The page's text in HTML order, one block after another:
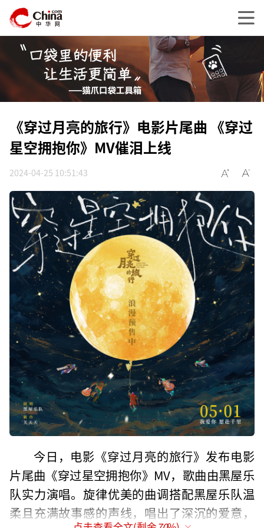
《穿过月亮的旅行》电影片尾曲 《穿过
星空拥抱你》MV催泪上线
2024-04-25 10:51:43
今日，电影《穿过月亮的旅行》发布电影
片尾曲《穿过星空拥抱你》MV，歌曲由黑屋乐
队实力演唱。旋律优美的曲调搭配黑屋乐队温
柔且充满故事感的声线，唱出了深沉的爱意，